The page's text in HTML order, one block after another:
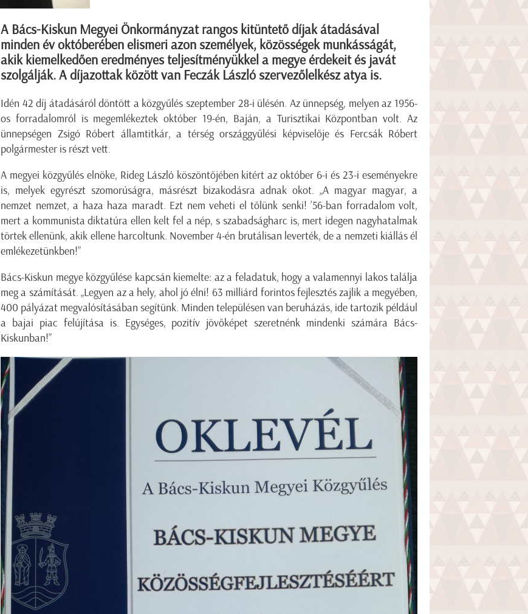
A Bács-Kiskun Megyei Önkormányzat rangos kitüntető díjak átadásával
minden év októberében elismeri azon személyek, közösségek munkásságát,
akik kiemelkedően eredményes teljesítményükkel a megye érdekeit és javát
szolgálják. A díjazottak között van Feczák László szervezőlelkész atya is.
Idén 42 díj átadásáról döntött a közgyűlés szeptember 28-i ülésén. Az ünnepség, melyen az 1956-
os forradalomról is megemlékeztek október 19-én, Baján, a Turisztikai Központban volt. Az
ünnepségen Zsigó Róbert államtitkár, a térség országgyűlési képviselője és Fercsák Róbert
polgármester is részt vett.
A megyei közgyűlés elnöke, Rideg László köszöntőjében kitért az október 6-i és 23-i eseményekre
is, melyek egyrészt szomorúságra, másrészt bizakodásra adnak okot. „A magyar magyar, a
nemzet nemzet, a haza haza maradt. Ezt nem veheti el tőlünk senki! ’56-ban forradalom volt,
mert a kommunista diktatúra ellen kelt fel a nép, s szabadságharc is, mert idegen nagyhatalmak
törtek ellenünk, akik ellene harcoltunk. November 4-én brutálisan leverték, de a nemzeti kiállás él
emlékezetünkben!”
Bács-Kiskun megye közgyűlése kapcsán kiemelte: az a feladatuk, hogy a valamennyi lakos találja
meg a számítását. „Legyen az a hely, ahol jó élni! 63 milliárd forintos fejlesztés zajlik a megyében,
400 pályázat megvalósításában segítünk. Minden településen van beruházás, ide tartozik például
a bajai piac felújítása is. Egységes, pozitív jövőképet szeretnénk mindenki számára Bács-
Kiskunban!”